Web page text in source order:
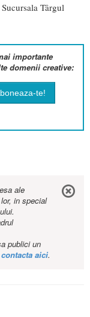
Târgul
importante
domenii creative:
ale
in special
publici un
contacta aici.